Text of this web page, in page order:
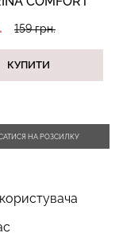
159 грн.
КУПИТИ
НА РОЗСИЛКУ
399 грн.